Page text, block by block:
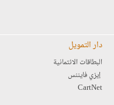
دار التمويل
البطاقات الائتمانية
إيزي فايننس
CartNet